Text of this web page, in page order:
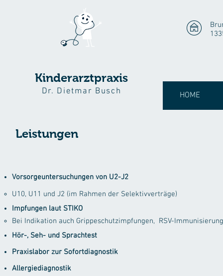
Kinderarztpraxis
Dr. Dietmar Busch HOME
Leistungen
Vorsorgeuntersuchungen von U2-J2
U10, U11 und J2 (im Rahmen der Selektivverträge)
Impfungen laut STIKO
Bei Indikation auch Grippeschutzimpfungen, RSV-
Hör-, Seh- und Sprachtest
Praxislabor zur Sofortdiagnostik
Allergiediagnostik